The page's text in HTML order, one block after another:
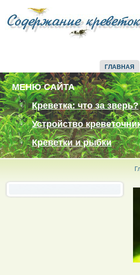
ГЛАВНАЯ
МЕНЮ САЙТА
Креветка: что за зверь?
Устройство
Креветки и рыбки